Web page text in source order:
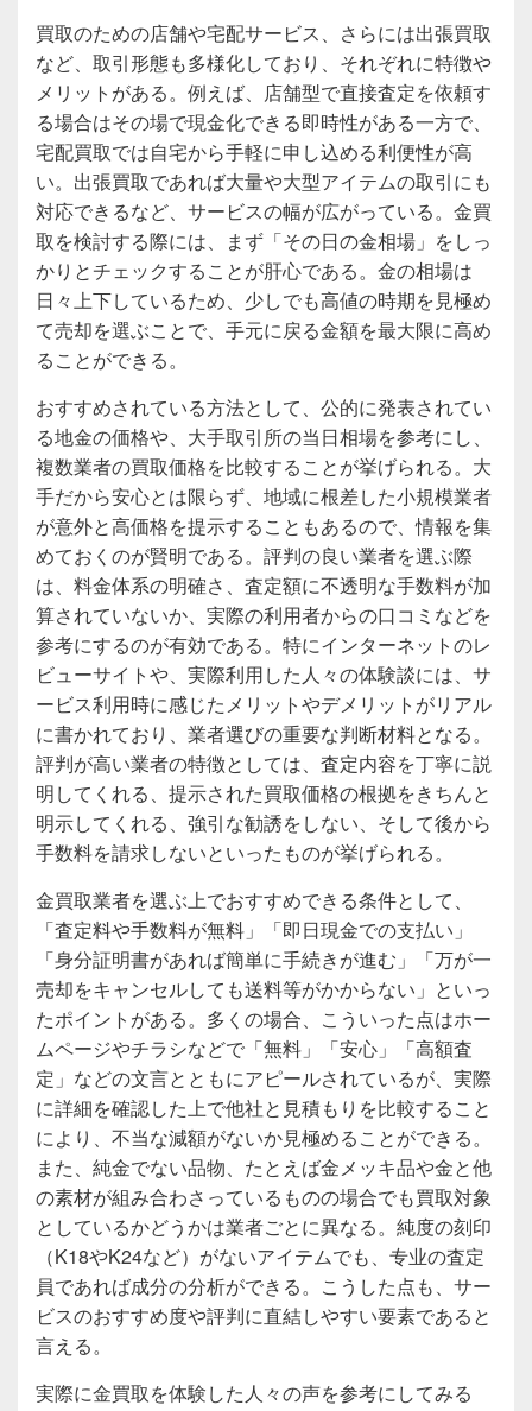
買取のための店舗や宅配サービス、さらには出張買取
など、取引形態も多様化しており、それぞれに特徴や
メリットがある。例えば、店舗型で直接査定を依頼す
る場合はその場で現金化できる即時性がある一方で、
宅配買取では自宅から手軽に申し込める利便性が高
い。出張買取であれば大量や大型アイテムの取引にも
対応できるなど、サービスの幅が広がっている。金買
取を検討する際には、まず「その日の金相場」をしっ
かりとチェックすることが肝心である。金の相場は
日々上下しているため、少しでも高値の時期を見極め
て売却を選ぶことで、手元に戻る金額を最大限に高め
ることができる。
おすすめされている方法として、公的に発表されてい
る地金の価格や、大手取引所の当日相場を参考にし、
複数業者の買取価格を比較することが挙げられる。大
手だから安心とは限らず、地域に根差した小規模業者
が意外と高価格を提示することもあるので、情報を集
めておくのが賢明である。評判の良い業者を選ぶ際
は、料金体系の明確さ、査定額に不透明な手数料が加
算されていないか、実際の利用者からの口コミなどを
参考にするのが有効である。特にインターネットのレ
ビューサイトや、実際利用した人々の体験談には、サ
ービス利用時に感じたメリットやデメリットがリアル
に書かれており、業者選びの重要な判断材料となる。
評判が高い業者の特徴としては、査定内容を丁寧に説
明してくれる、提示された買取価格の根拠をきちんと
明示してくれる、強引な勧誘をしない、そして後から
手数料を請求しないといったものが挙げられる。
金買取業者を選ぶ上でおすすめできる条件として、
「査定料や手数料が無料」「即日現金での支払い」
「身分証明書があれば簡単に手続きが進む」「万が一
売却をキャンセルしても送料等がかからない」といっ
たポイントがある。多くの場合、こういった点はホー
ムページやチラシなどで「無料」「安心」「高額査
定」などの文言とともにアピールされているが、実際
に詳細を確認した上で他社と見積もりを比較すること
により、不当な減額がないか見極めることができる。
また、純金でない品物、たとえば金メッキ品や金と他
の素材が組み合わさっているものの場合でも買取対象
としているかどうかは業者ごとに異なる。純度の刻印
（K18やK24など）がないアイテムでも、专业の査定
員であれば成分の分析ができる。こうした点も、サー
ビスのおすすめ度や評判に直結しやすい要素であると
言える。
実際に金買取を体験した人々の声を参考にしてみる